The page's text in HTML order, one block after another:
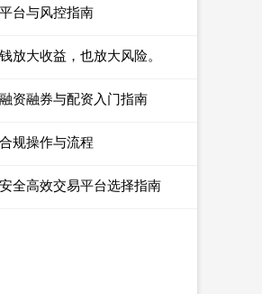
台与风控指南
放大收益，也放大风险。
资融券与配资入门指南
规操作与流程
全高效交易平台选择指南